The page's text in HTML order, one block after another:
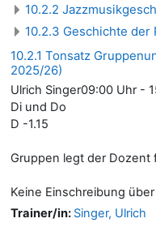
10.2.2
10.2.3 Geschichte der
10.2.1 Tonsatz
2025/26)
Ulrich Singer09:00 Uhr -
Di und Do
D -1.15
Gruppen legt der Dozent
Keine Einschreibung
Trainer/in: Singer, Ulrich